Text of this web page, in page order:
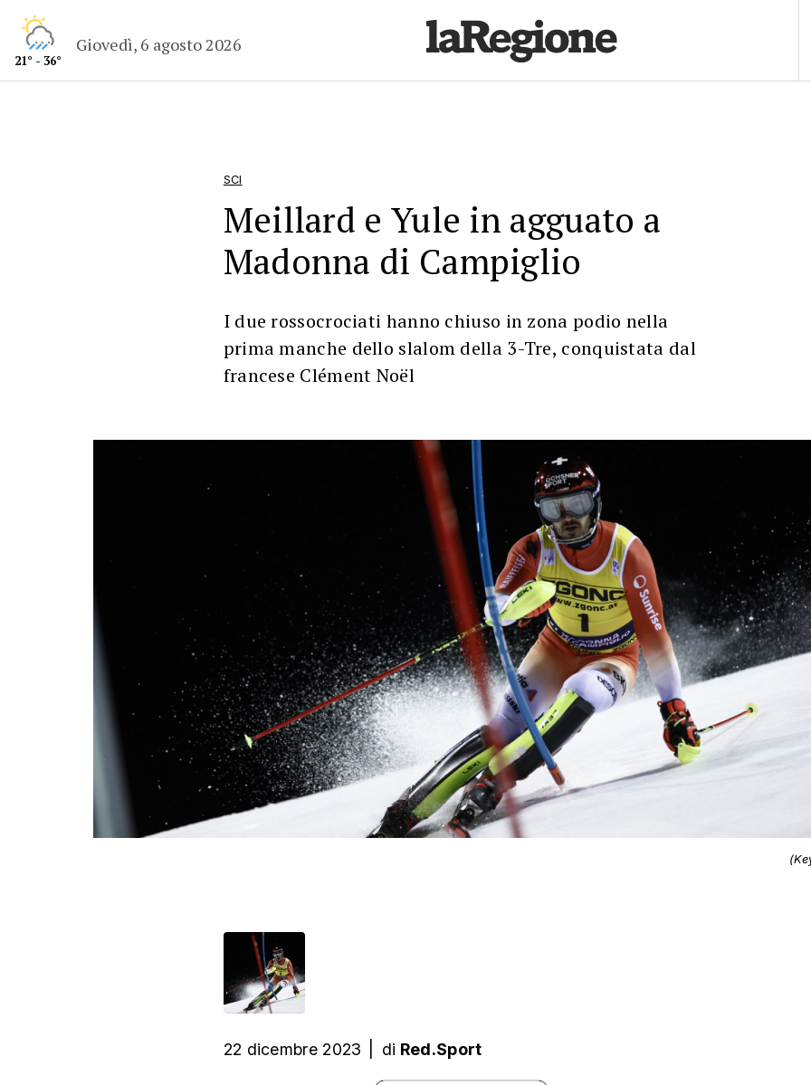
21° - 36°
Giovedì, 6 agosto 2026
SCI
Meillard e Yule in agguato a
Madonna di Campiglio
I due rossocrociati hanno chiuso in zona podio nella
prima manche dello slalom della 3-Tre, conquistata dal
francese Clément Noël
22 dicembre 2023 di Red.Sport